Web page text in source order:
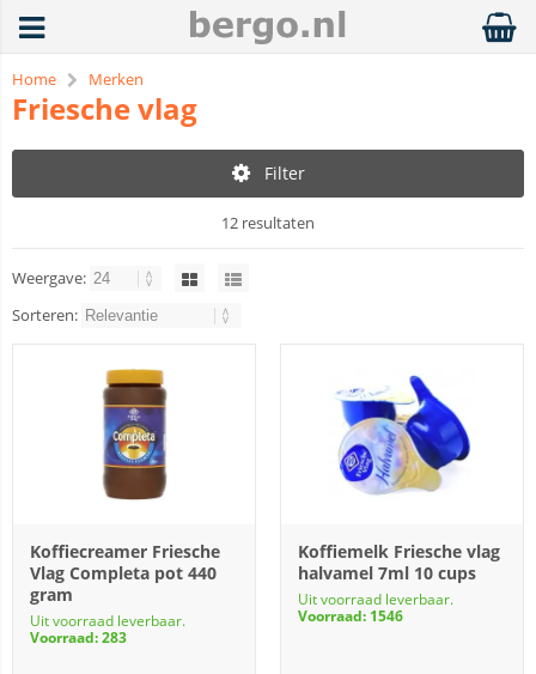
Home Merken
Friesche vlag
Filter
12 resultaten
Weergave:
Sorteren:
Koffiecreamer Friesche
Vlag Completa pot 440
gram
Uit voorraad leverbaar.
Voorraad: 283
Koffiemelk Friesche vlag
halvamel 7ml 10 cups
Uit voorraad leverbaar.
Voorraad: 1546